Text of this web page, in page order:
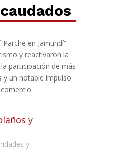
Parche en Jamundí”
y reactivaron la
participación de más
y un notable impulso
y
y